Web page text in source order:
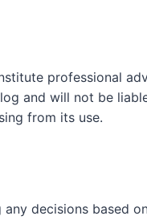
professional
and will not be
from its use.
decisions based